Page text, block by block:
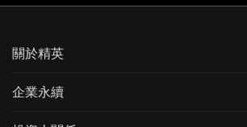
關於精英
企業永續